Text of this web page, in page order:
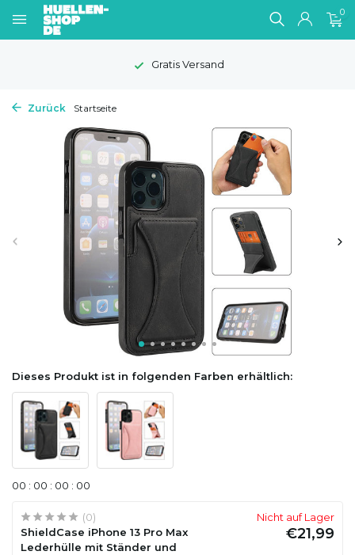
0
Gratis Versand
Zurück Startseite
Dieses Produkt ist in folgenden Farben erhältlich:
00 : 00 : 00 : 00
(0)
ShieldCase iPhone 13 Pro Max
Lederhülle mit Ständer und
Nicht auf Lager
€21,99